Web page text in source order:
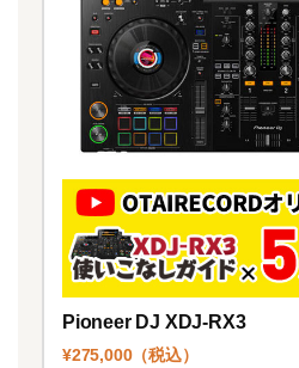
Pioneer DJ XDJ-RX3
¥275,000（税込）